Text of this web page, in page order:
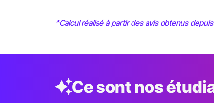
*Calcul réalisé à partir des avis obtenus
Ce sont nos